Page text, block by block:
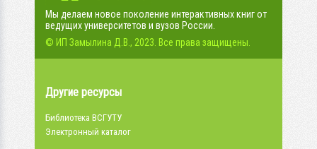
Мы делаем новое поколение интерактивных книг от
ведущих университетов и вузов России.
© ИП Замылина Д.В., 2023. Все права защищены.
Другие ресурсы
Библиотека ВСГУТУ
Электронный каталог